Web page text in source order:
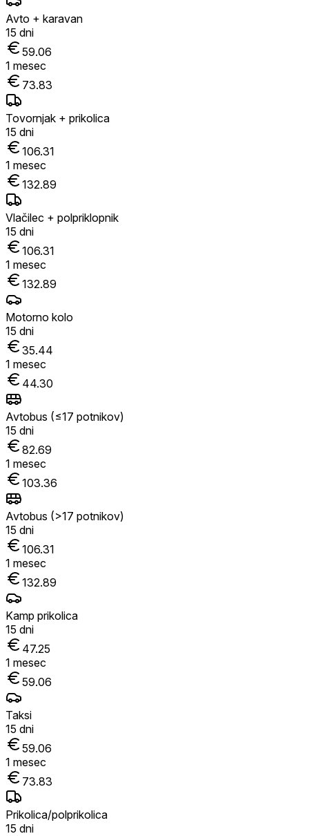
Avto + karavan
15 dni
59.06
1 mesec
73.83
Tovornjak + prikolica
15 dni
106.31
1 mesec
132.89
Vlačilec + polpriklopnik
15 dni
106.31
1 mesec
132.89
Motorno kolo
15 dni
35.44
1 mesec
44.30
Avtobus (≤17 potnikov)
15 dni
82.69
1 mesec
103.36
Avtobus (>17 potnikov)
15 dni
106.31
1 mesec
132.89
Kamp prikolica
15 dni
47.25
1 mesec
59.06
Taksi
15 dni
59.06
1 mesec
73.83
Prikolica/polprikolica
15 dni